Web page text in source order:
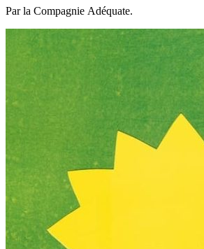
Par la Compagnie Adéquate.